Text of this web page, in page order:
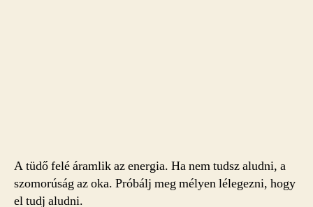
A tüdő felé áramlik az energia. Ha nem tudsz aludni, a
szomorúság az oka. Próbálj meg mélyen lélegezni, hogy
el tudj aludni.